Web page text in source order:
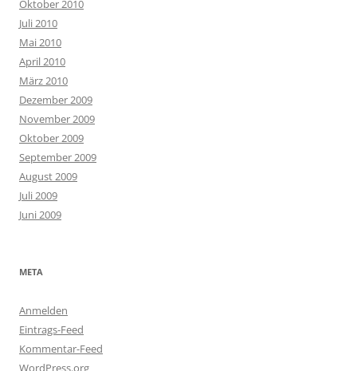
Oktober 2010
Juli 2010
Mai 2010
April 2010
März 2010
Dezember 2009
November 2009
Oktober 2009
September 2009
August 2009
Juli 2009
Juni 2009
META
Anmelden
Eintrags-Feed
Kommentar-Feed
WordPress.org